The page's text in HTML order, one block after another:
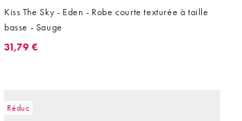
Kiss The Sky - Eden - Robe courte texturée à taille
basse - Sauge
31,79 €
Réduc